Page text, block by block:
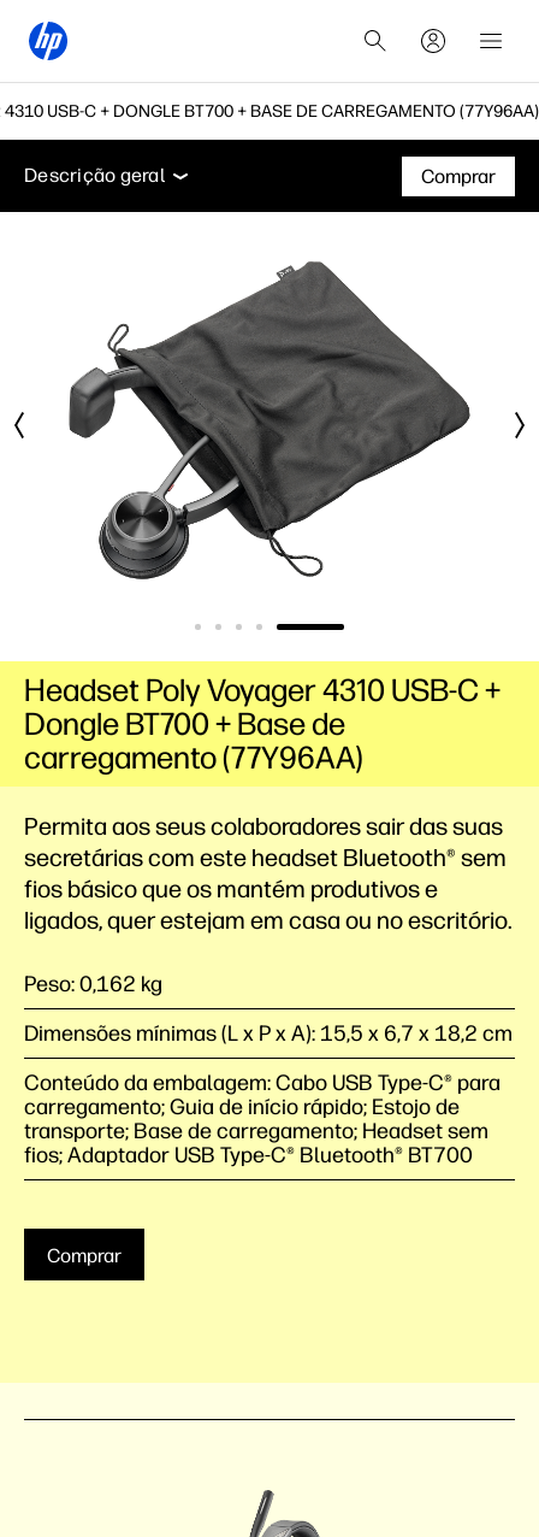
4310 USB-C + DONGLE BT700 + BASE DE CARREGAMENTO (77Y96AA)
Descrição geral Funcionalidades
Especificações
Descrição geral
Especificações técnicas
Acessórios
Suporte
Comprar
Permita aos seus colaboradores sair das suas
secretárias com este headset Bluetooth® sem
fios básico que os mantém produtivos e
ligados, quer estejam em casa ou no escritório.
Peso: 0,162 kg
Dimensões mínimas (L x P x A): 15,5 x 6,7 x 18,2 cm
Conteúdo da embalagem: Cabo USB Type-C® para
carregamento; Guia de início rápido; Estojo de
transporte; Base de carregamento; Headset sem
fios; Adaptador USB Type-C® Bluetooth® BT700
Comprar
Headset Poly Voyager 4310 USB-C +
Dongle BT700 + Base de
carregamento (77Y96AA)